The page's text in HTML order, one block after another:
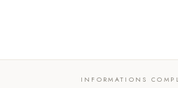
INFORMATIONS